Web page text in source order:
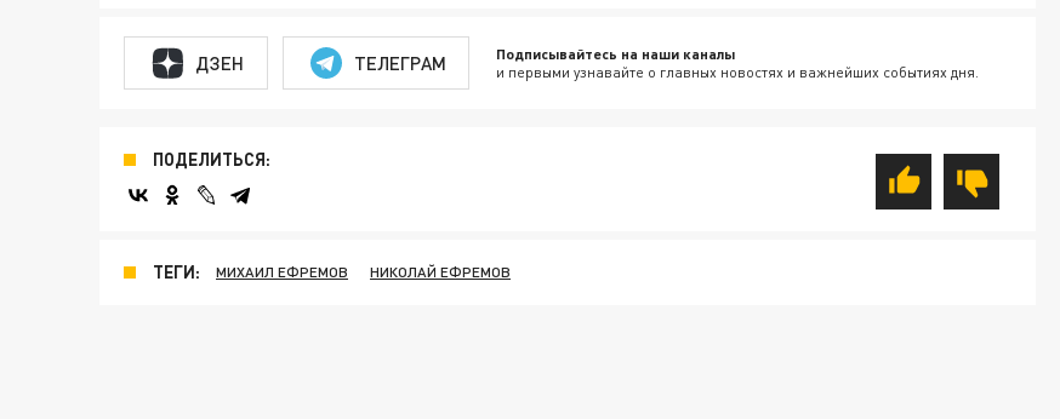
ДЗЕН ТЕЛЕГРАМ Подписывайтесь на наши каналы
и первыми узнавайте о главных новостях и важнейших событиях дня.
ПОДЕЛИТЬСЯ:
ТЕГИ: МИХАИЛ ЕФРЕМОВ НИКОЛАЙ ЕФРЕМОВ